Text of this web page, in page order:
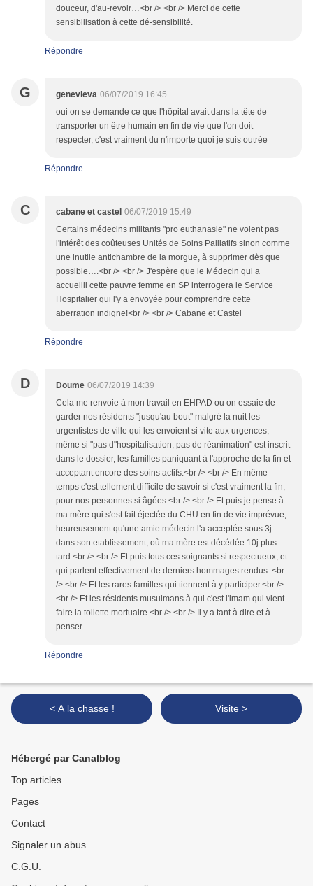
douceur, d'au-revoir…<br /> <br /> Merci de cette
sensibilisation à cette dé-sensibilité.
Répondre
G genevieva 06/07/2019 16:45
oui on se demande ce que l'hôpital avait dans la tête de
transporter un être humain en fin de vie que l'on doit
respecter, c'est vraiment du n'importe quoi je suis outrée
Répondre
C cabane et castel 06/07/2019 15:49
Certains médecins militants "pro euthanasie" ne voient pas
l'intérêt des coûteuses Unités de Soins Palliatifs sinon comme
une inutile antichambre de la morgue, à supprimer dès que
possible….<br /> <br /> J'espère que le Médecin qui a
accueilli cette pauvre femme en SP interrogera le Service
Hospitalier qui l'y a envoyée pour comprendre cette
aberration indigne!<br /> <br /> Cabane et Castel
Répondre
D Doume 06/07/2019 14:39
Cela me renvoie à mon travail en EHPAD ou on essaie de
garder nos résidents "jusqu'au bout" malgré la nuit les
urgentistes de ville qui les envoient si vite aux urgences,
même si "pas d"hospitalisation, pas de réanimation" est inscrit
dans le dossier, les familles paniquant à l'approche de la fin et
acceptant encore des soins actifs.<br /> <br /> En même
temps c'est tellement difficile de savoir si c'est vraiment la fin,
pour nos personnes si âgées.<br /> <br /> Et puis je pense à
ma mère qui s'est fait éjectée du CHU en fin de vie imprévue,
heureusement qu'une amie médecin l'a acceptée sous 3j
dans son etablissement, où ma mère est décédée 10j plus
tard.<br /> <br /> Et puis tous ces soignants si respectueux, et
qui parlent effectivement de derniers hommages rendus. <br
/> <br /> Et les rares familles qui tiennent à y participer.<br />
<br /> Et les résidents musulmans à qui c'est l'imam qui vient
faire la toilette mortuaire.<br /> <br /> Il y a tant à dire et à
penser ...
Répondre
< A la chasse ! Visite >
Hébergé par Canalblog
Top articles
Pages
Contact
Signaler un abus
C.G.U.